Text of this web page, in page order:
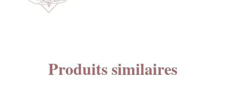
Produits similaires